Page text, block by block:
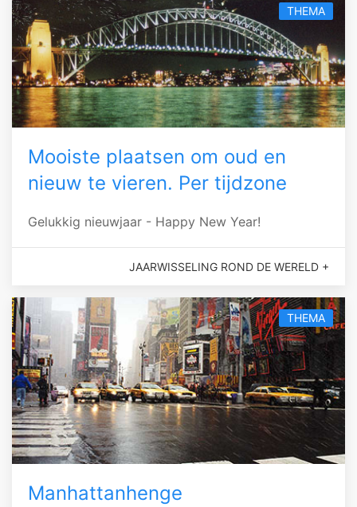
THEMA
Mooiste plaatsen om oud en
nieuw te vieren. Per tijdzone
Gelukkig nieuwjaar - Happy New Year!
JAARWISSELING ROND DE WERELD +
THEMA
Manhattanhenge